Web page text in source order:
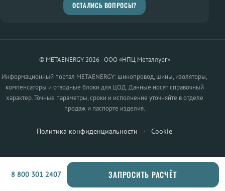
ОСТАЛИСЬ ВОПРОСЫ?
© METAENERGY 2026 · ООО «НПЦ Металлург»
Информационный портал METAENERGY: шинопровод, шины, изоляторы,
компенсаторы и отводные блоки для ЦОД. Данные носят справочный
характер. Точные параметры, сроки и исполнение уточняйте в отделе
продаж и паспорте изделия.
Политика конфиденциальности · Cookie
8 800 301 2407 ЗАПРОСИТЬ РАСЧЁТ